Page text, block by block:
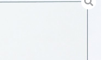
Unternehmen